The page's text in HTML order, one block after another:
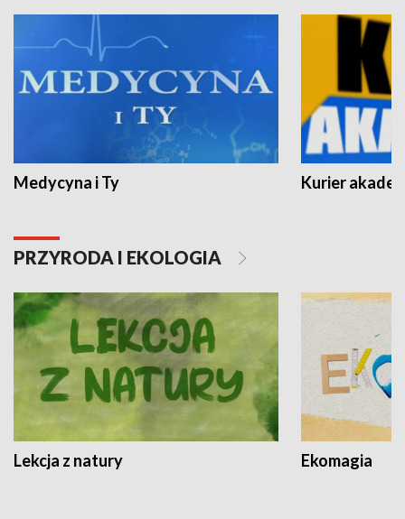
Medycyna i Ty Kurier
PRZYRODA I EKOLOGIA
Lekcja z natury Ekomagia